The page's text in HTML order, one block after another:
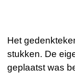
Het
stukken. De
geplaatst was